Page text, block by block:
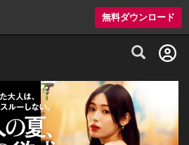
無料ダウンロード
グルメ情報・プレミアムレストラン予約